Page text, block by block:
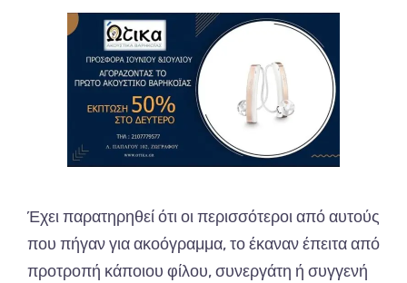
Έχει παρατηρηθεί ότι οι περισσότεροι από αυτούς
που πήγαν για ακοόγραμμα, το έκαναν έπειτα από
προτροπή κάποιου φίλου, συνεργάτη ή συγγενή